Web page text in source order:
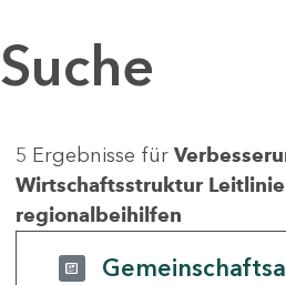
Suche
5 Ergebnisse für
Wirtschaftsstruktur
regionalbeihilfen